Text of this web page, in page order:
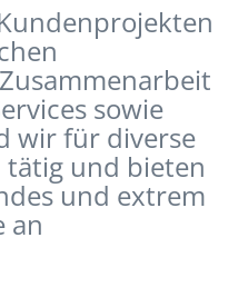
sowie
wir für diverse
tätig und bieten
und extrem
an